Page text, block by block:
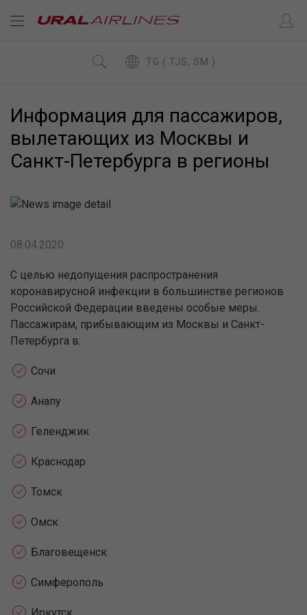
TG ( TJS, SM )
Информация для пассажиров,
вылетающих из Москвы и
Санкт-Петербурга в регионы
08.04.2020
С целью недопущения распространения
коронавирусной инфекции в большинстве регионов
Российской Федерации введены особые меры.
Пассажирам, прибывающим из Москвы и Санкт-
Петербурга в:
Сочи
Анапу
Геленджик
Краснодар
Томск
Омск
Благовещенск
Симферополь